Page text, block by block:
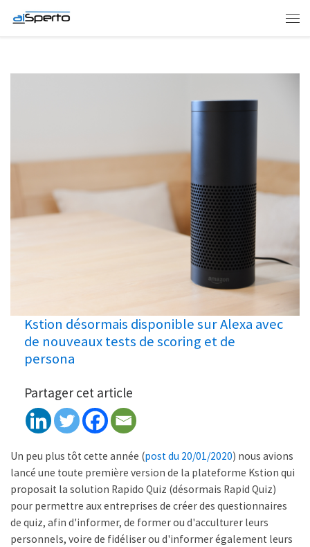
Skip to content
Kstion désormais disponible sur Alexa avec
de nouveaux tests de scoring et de
persona
Partager cet article
Un peu plus tôt cette année (post du 20/01/2020) nous avions
lancé une toute première version de la plateforme Kstion qui
proposait la solution Rapido Quiz (désormais Rapid Quiz)
pour permettre aux entreprises de créer des questionnaires
de quiz, afin d'informer, de former ou d'acculturer leurs
personnels, voire de fidéliser ou d'informer également leurs